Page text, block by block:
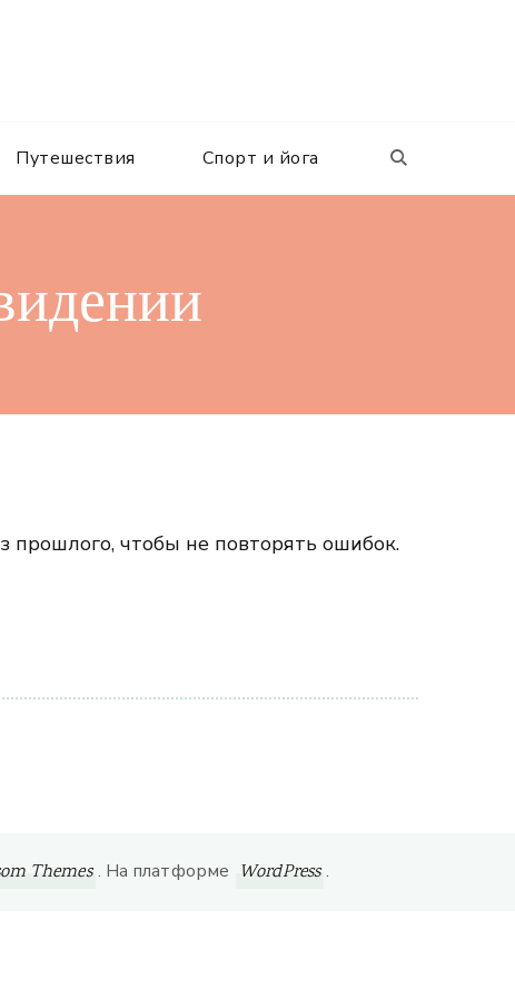
Путешествия Спорт и йога
прошлого, чтобы не повторять ошибок.
Themes . На платформе WordPress .